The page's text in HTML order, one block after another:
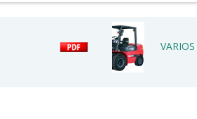
VARIOS